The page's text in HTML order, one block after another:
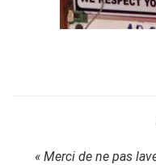
« Merci de ne pas